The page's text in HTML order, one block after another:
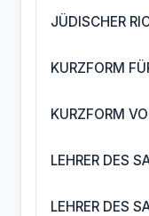
JÜDISCHER
KURZFORM
KURZFORM
LEHRER DES
LEHRER DES